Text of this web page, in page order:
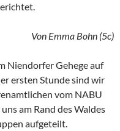
Von Emma Bohn (5c)
Niendorfer Gehege auf
ersten Stunde sind wir
vom NABU
am Rand des Waldes
aufgeteilt.